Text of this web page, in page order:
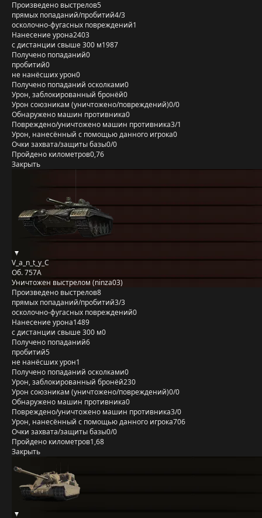
Произведено выстрелов5
прямых попаданий/пробитий4/3
осколочно-фугасных повреждений1
Нанесение урона2403
с дистанции свыше 300 м1987
Получено попаданий0
пробитий0
не нанёсших урон0
Получено попаданий осколками0
Урон, заблокированный бронёй0
Урон союзникам (уничтожено/повреждений)0/0
Обнаружено машин противника0
Повреждено/уничтожено машин противника3/1
Урон, нанесённый с помощью данного игрока0
Очки захвата/защиты базы0/0
Пройдено километров0,76
Закрыть
V_a_n_t_y_C
Об. 757А
Уничтожен выстрелом (ninza03)
Произведено выстрелов8
прямых попаданий/пробитий3/3
осколочно-фугасных повреждений0
Нанесение урона1489
с дистанции свыше 300 м0
Получено попаданий6
пробитий5
не нанёсших урон1
Получено попаданий осколками0
Урон, заблокированный бронёй230
Урон союзникам (уничтожено/повреждений)0/0
Обнаружено машин противника0
Повреждено/уничтожено машин противника3/0
Урон, нанесённый с помощью данного игрока706
Очки захвата/защиты базы0/0
Пройдено километров1,68
Закрыть